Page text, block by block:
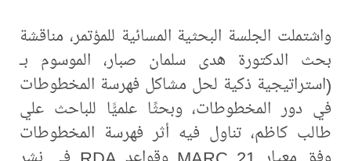
واشتملت الجلسة البحثية المسائية للمؤتمر، مناقشة
بحث الدكتورة هدى سلمان صبار، الموسوم بـ
(استراتيجية ذكية لحل مشاكل فهرسة المخطوطات
في دور المخطوطات، وبحثًا علميًّا للباحث علي
طالب كاظم، تناول فيه أثر فهرسة المخطوطات